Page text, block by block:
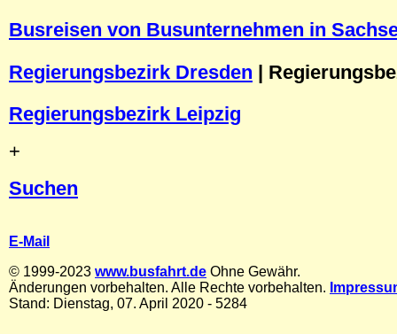
Busreisen von Busunternehmen in
Regierungsbezirk Dresden |
Regierungsbezirk Leipzig
+
Suchen
E-Mail
© 1999-2023 www.busfahrt.de Ohne Gewähr.
Änderungen vorbehalten. Alle Rechte vorbehalten.
Stand: Dienstag, 07. April 2020 - 5284